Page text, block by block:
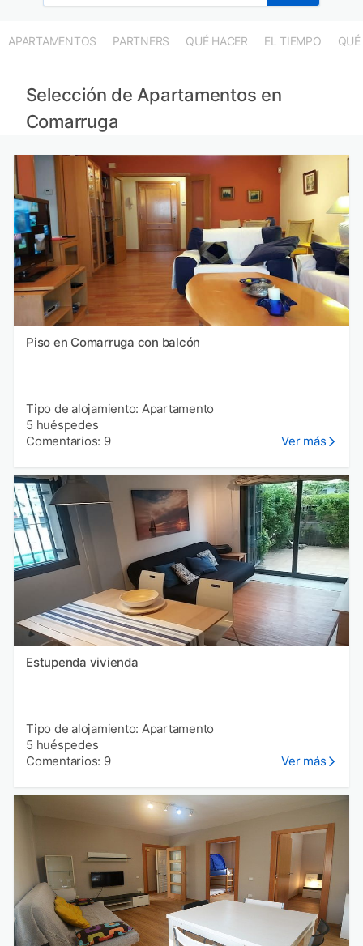
APARTAMENTOS PARTNERS QUÉ HACER EL TIEMPO QUÉ
Selección de Apartamentos en
Comarruga
Piso en Comarruga con balcón
Tipo de alojamiento: Apartamento
5 huéspedes
Comentarios: 9
Ver más
Estupenda vivienda
Tipo de alojamiento: Apartamento
5 huéspedes
Comentarios: 9
Ver más